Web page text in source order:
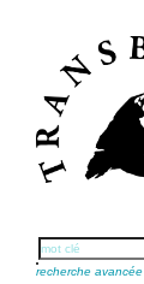
recherche avancée